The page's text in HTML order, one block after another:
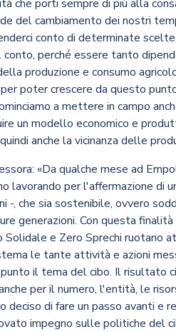
che porti sempre di più alla
del cambiamento dei nostri
conto di determinate
conto, perché essere tanto
produzione e consumo
poter crescere da questo
a mettere in campo
un modello economico e
anche la vicinanza delle
«Da qualche mese ad
lavorando per l'affermazione di
-, che sia sostenibile, ovvero
generazioni. Con questa
Solidale e Zero Sprechi ruotano
le tante attività e azioni
il tema del cibo. Il risultato
per il numero, l'entità, le
deciso di fare un passo avanti e
impegno sulle politiche del